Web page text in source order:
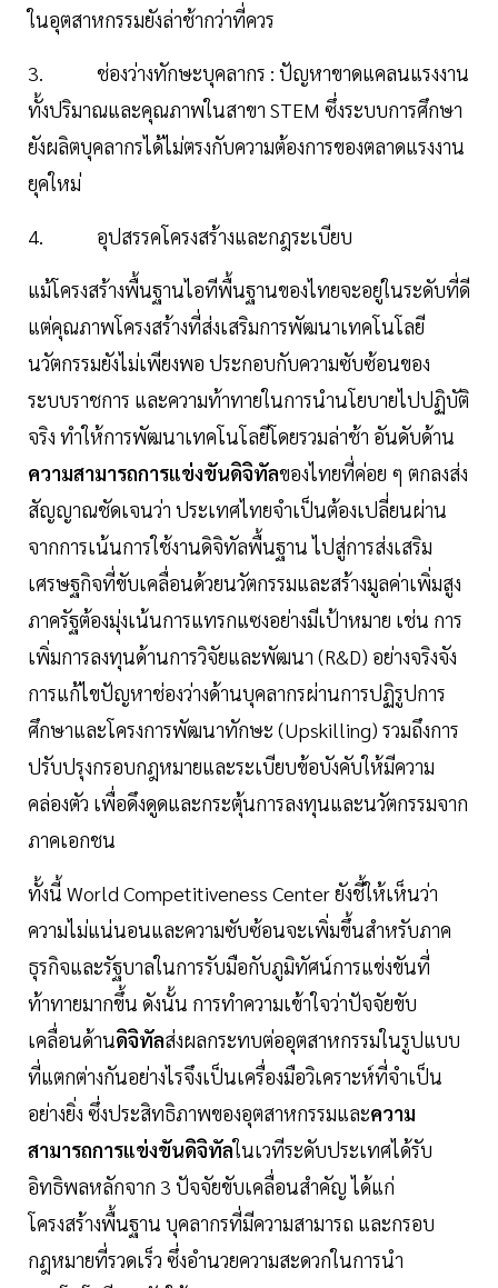
ในอุตสาหกรรมยังล่าช้ากว่าที่ควร
3. ช่องว่างทักษะบุคลากร : ปัญหาขาดแคลนแรงงาน
ทั้งปริมาณและคุณภาพในสาขา STEM ซึ่งระบบการศึกษา
ยังผลิตบุคลากรได้ไม่ตรงกับความต้องการของตลาดแรงงาน
ยุคใหม่
4. อุปสรรคโครงสร้างและกฎระเบียบ
แม้โครงสร้างพื้นฐานไอทีพื้นฐานของไทยจะอยู่ในระดับที่ดี
แต่คุณภาพโครงสร้างที่ส่งเสริมการพัฒนาเทคโนโลยี
นวัตกรรมยังไม่เพียงพอ ประกอบกับความซับซ้อนของ
ระบบราชการ และความท้าทายในการนำนโยบายไปปฏิบัติ
จริง ทำให้การพัฒนาเทคโนโลยีโดยรวมล่าช้า อันดับด้าน
ความสามารถการแข่งขันดิจิทัลของไทยที่ค่อย ๆ ตกลงส่ง
สัญญาณชัดเจนว่า ประเทศไทยจำเป็นต้องเปลี่ยนผ่าน
จากการเน้นการใช้งานดิจิทัลพื้นฐาน ไปสู่การส่งเสริม
เศรษฐกิจที่ขับเคลื่อนด้วยนวัตกรรมและสร้างมูลค่าเพิ่มสูง
ภาครัฐต้องมุ่งเน้นการแทรกแซงอย่างมีเป้าหมาย เช่น การ
เพิ่มการลงทุนด้านการวิจัยและพัฒนา (R&D) อย่างจริงจัง
การแก้ไขปัญหาช่องว่างด้านบุคลากรผ่านการปฏิรูปการ
ศึกษาและโครงการพัฒนาทักษะ (Upskilling) รวมถึงการ
ปรับปรุงกรอบกฎหมายและระเบียบข้อบังคับให้มีความ
คล่องตัว เพื่อดึงดูดและกระตุ้นการลงทุนและนวัตกรรมจาก
ภาคเอกชน
ทั้งนี้ World Competitiveness Center ยังชี้ให้เห็นว่า
ความไม่แน่นอนและความซับซ้อนจะเพิ่มขึ้นสำหรับภาค
ธุรกิจและรัฐบาลในการรับมือกับภูมิทัศน์การแข่งขันที่
ท้าทายมากขึ้น ดังนั้น การทำความเข้าใจว่าปัจจัยขับ
เคลื่อนด้านดิจิทัลส่งผลกระทบต่ออุตสาหกรรมในรูปแบบ
ที่แตกต่างกันอย่างไรจึงเป็นเครื่องมือวิเคราะห์ที่จำเป็น
อย่างยิ่ง ซึ่งประสิทธิภาพของอุตสาหกรรมและความ
สามารถการแข่งขันดิจิทัลในเวทีระดับประเทศได้รับ
อิทธิพลหลักจาก 3 ปัจจัยขับเคลื่อนสำคัญ ได้แก่
โครงสร้างพื้นฐาน บุคลากรที่มีความสามารถ และกรอบ
กฎหมายที่รวดเร็ว ซึ่งอำนวยความสะดวกในการนำ